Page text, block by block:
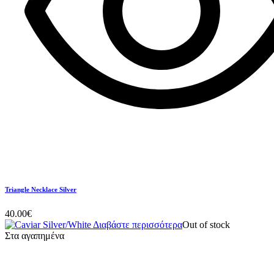
Triangle Necklace Silver
40.00€
Διαβάστε περισσότεραOut of stock
Στα αγαπημένα